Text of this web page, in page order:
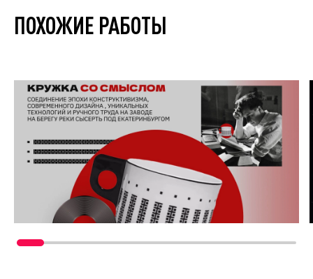
ПОХОЖИЕ РАБОТЫ